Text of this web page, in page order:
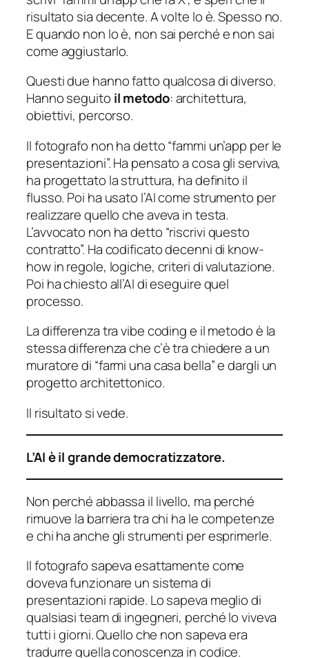
risultato sia decente. A volte lo è. Spesso no.
E quando non lo è, non sai perché e non sai
come aggiustarlo.
Questi due hanno fatto qualcosa di diverso.
Hanno seguito il metodo: architettura,
obiettivi, percorso.
Il fotografo non ha detto “fammi un’app per le
presentazioni”. Ha pensato a cosa gli serviva,
ha progettato la struttura, ha definito il
flusso. Poi ha usato l’AI come strumento per
realizzare quello che aveva in testa.
L’avvocato non ha detto “riscrivi questo
contratto”. Ha codificato decenni di know-
how in regole, logiche, criteri di valutazione.
Poi ha chiesto all’AI di eseguire quel
processo.
La differenza tra vibe coding e il metodo è la
stessa differenza che c’è tra chiedere a un
muratore di “farmi una casa bella” e dargli un
progetto architettonico.
Il risultato si vede.
L’AI è il grande democratizzatore.
Non perché abbassa il livello, ma perché
rimuove la barriera tra chi ha le competenze
e chi ha anche gli strumenti per esprimerle.
Il fotografo sapeva esattamente come
doveva funzionare un sistema di
presentazioni rapide. Lo sapeva meglio di
qualsiasi team di ingegneri, perché lo viveva
tutti i giorni. Quello che non sapeva era
tradurre quella conoscenza in codice.